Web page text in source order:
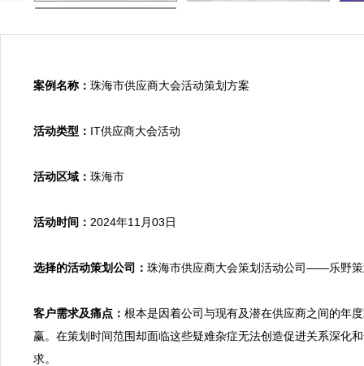
案例名称： 珠海市供应商大会活动策划方案
活动类型： IT供应商大会活动
活动区域： 珠海市
活动时间： 2024年11月03日
选择的活动策划公司： 珠海市供应商大会策划活动公司——乐野
客户需求及痛点： 根本是因着公司与现有及潜在供应商之间的年
赢。在策划时间范围却面临这些疑难杂症无法创造促进关系深化
求。